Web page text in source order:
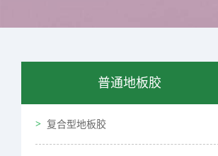
普通地板胶
复合型地板胶